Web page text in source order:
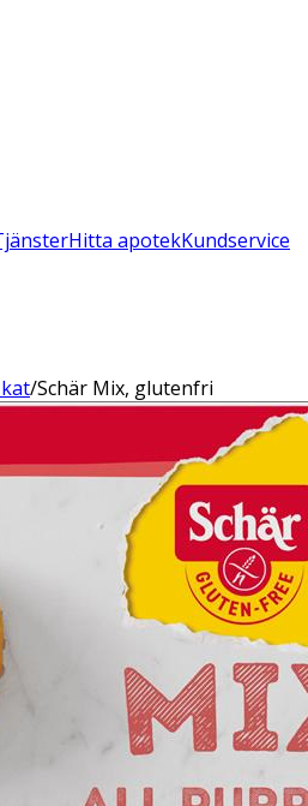
Hitta apotekKundservice
/Schär Mix, glutenfri